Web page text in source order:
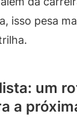
isso pesa
um
a